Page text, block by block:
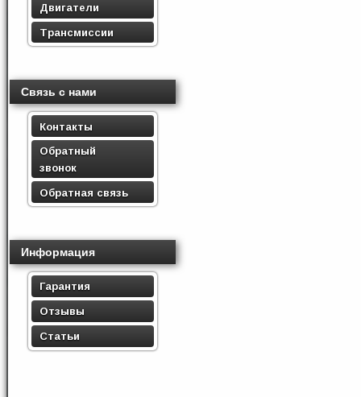
Двигатели
Трансмиссии
Связь с нами
Контакты
Обратный
звонок
Обратная связь
Информация
Гарантия
Отзывы
Статьи